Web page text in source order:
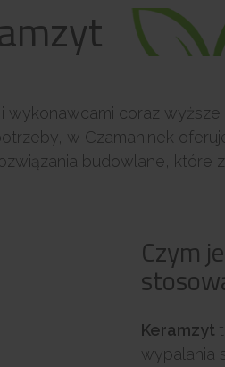
coraz
w Czamaninek
budowlane, które
Czym
Keramzyt
wypalania